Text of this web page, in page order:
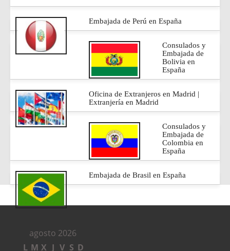
Embajada de Perú en España
Consulados y
Embajada de
Bolivia en
España
Oficina de Extranjeros en Madrid |
Extranjería en Madrid
Consulados y
Embajada de
Colombia en
España
Embajada de Brasil en España
agosto 2026
L M X J V S D